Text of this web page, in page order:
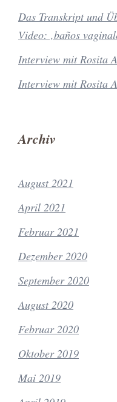
Das Transkript und
Video: ‚baños
Interview mit Rosita
Interview mit Rosita
Archiv
August 2021
April 2021
Februar 2021
Dezember 2020
September 2020
August 2020
Februar 2020
Oktober 2019
Mai 2019